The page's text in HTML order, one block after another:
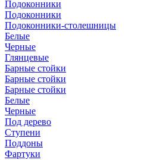
Подоконники
Подоконники
Подоконники-столешницы
Белые
Черные
Глянцевые
Барные стойки
Барные стойки
Барные стойки
Белые
Черные
Под дерево
Ступени
Поддоны
Фартуки